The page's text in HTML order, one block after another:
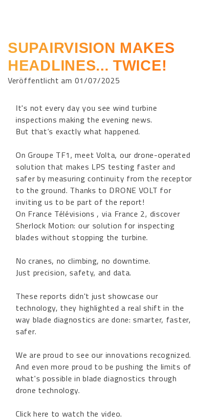
SUPAIRVISION MAKES
HEADLINES... TWICE!
Veröffentlicht am 01/07/2025
It's not every day you see wind turbine
inspections making the evening news.
But that’s exactly what happened.
On Groupe TF1, meet Volta, our drone-operated
solution that makes LPS testing faster and
safer by measuring continuity from the receptor
to the ground. Thanks to DRONE VOLT for
inviting us to be part of the report!
On France Télévisions , via France 2, discover
Sherlock Motion: our solution for inspecting
blades without stopping the turbine.
No cranes, no climbing, no downtime.
Just precision, safety, and data.
These reports didn't just showcase our
technology, they highlighted a real shift in the
way blade diagnostics are done: smarter, faster,
safer.
We are proud to see our innovations recognized.
And even more proud to be pushing the limits of
what's possible in blade diagnostics through
drone technology.
Click here to watch the video.